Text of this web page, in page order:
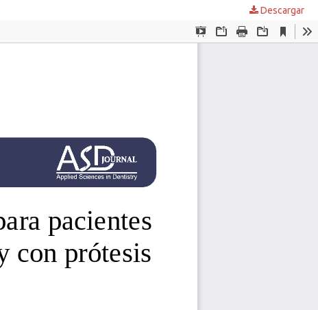
Descargar